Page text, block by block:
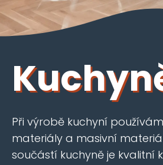
Při výrobě kuchyní
materiály a masivní
součástí kuchyně je kvalitní